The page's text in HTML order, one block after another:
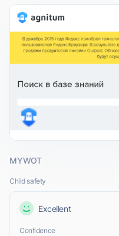
MYWOT
Child safety
Excellent
Confidence